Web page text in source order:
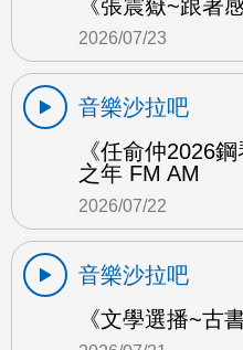
《張震嶽~跟著
2026/07/23
音樂沙拉吧
《任俞仲2026
之年 FM AM
2026/07/22
音樂沙拉吧
《文學選播~古